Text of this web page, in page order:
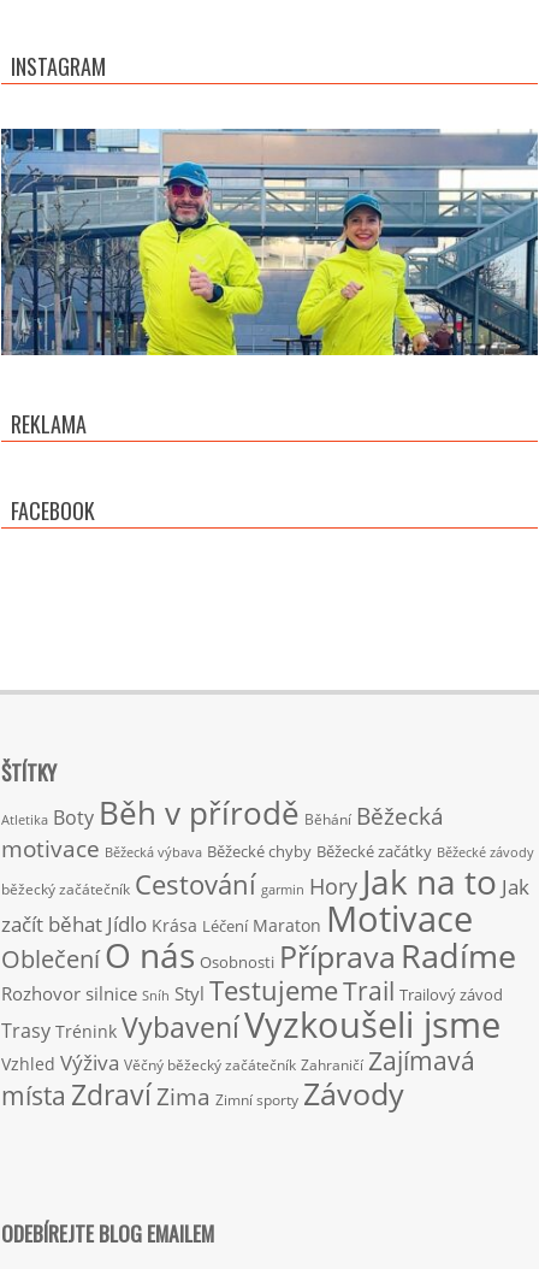
INSTAGRAM
REKLAMA
FACEBOOK
ŠTÍTKY
Atletika Boty Běh v přírodě Běhání Běžecká
motivace Běžecká výbava Běžecké chyby Běžecké začátky Běžecké závody
běžecký začátečník Cestování garmin Hory Jak na to Jak
začít běhat Jídlo Krása Léčení Maraton Motivace
OblečeníO nás Osobnosti Příprava Radíme
Rozhovor silnice Sníh Styl TestujemeTrail Trailový závod
Trasy Trénink VybaveníVyzkoušeli jsme
Vzhled Výživa Věčný běžecký začátečník Zahraničí Zajímavá
místa ZdravíZima Zimní sporty Závody
ODEBÍREJTE BLOG EMAILEM